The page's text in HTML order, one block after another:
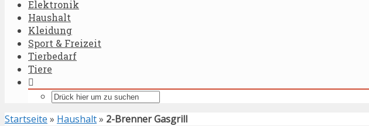
Elektronik
Haushalt
Kleidung
Sport & Freizeit
Tierbedarf
Tiere
Startseite » Haushalt» 2-Brenner Gasgrill